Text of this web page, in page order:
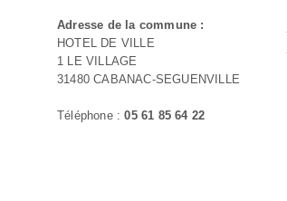
Adresse de la commune :
HOTEL DE VILLE
1 LE VILLAGE
31480 CABANAC-SEGUENVILLE
Téléphone :05 61 85 64 22